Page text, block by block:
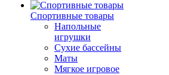
Спортивные товары
Напольные
игрушки
Сухие бассейны
Маты
Мягкое игровое